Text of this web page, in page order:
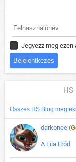
Jegyezz meg ezen
HS
Összes HS Blog
darkonee (
A Lila Erőd